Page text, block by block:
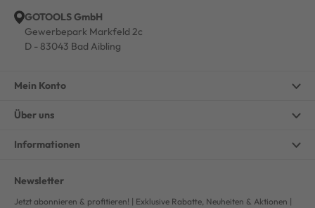
GOTOOLS GmbH
Gewerbepark Markfeld 2c
D - 83043 Bad Aibling
Mein Konto
Über uns
Informationen
Newsletter
Jetzt abonnieren & profitieren! | Exklusive Rabatte, Neuheiten & Aktionen |